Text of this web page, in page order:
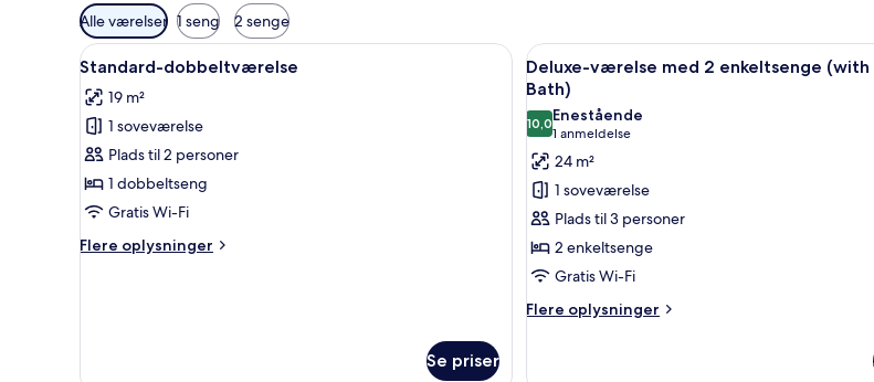
Tilgængelige
filtre
for
værelser
Alle værelser 1 seng 2 senge
Indlæs
alle
billeder
af
Standard-
dobbeltværelse
Et hotelværelse med en seng, et skrivebord med en computer, en stol og en skydedør af
4
Standard-dobbeltværelse
19 m²
1 soveværelse
Plads til 2 personer
1 dobbeltseng
Gratis Wi-Fi
Flere oplysninger
Flere
Se priser
Indlæs
alle
billeder
af
Deluxe-
værelse
med
2
enkeltsenge
(with
Open-
Et moderne
7
Deluxe-værelse med 2 enkeltsenge
Bath)
10,010,0 ud af 10
Enestående
1 anmeldelse
(1
anmeldelse)
24 m²
1 soveværelse
Plads til 3 personer
2 enkeltsenge
Gratis Wi-Fi
Flere oplysninger
Flere